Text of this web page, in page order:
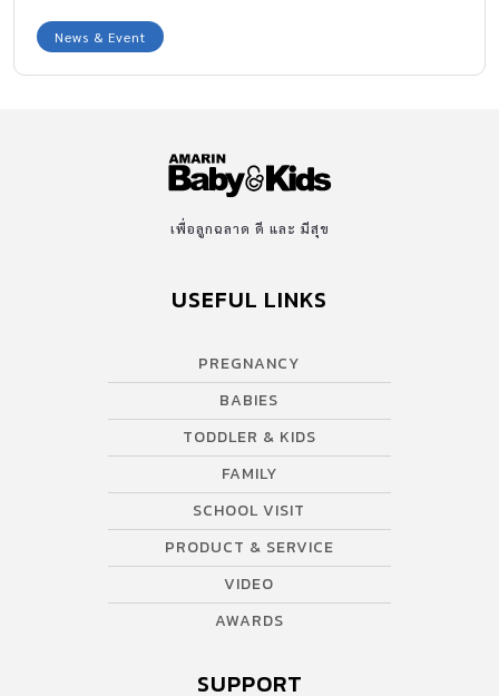
บ้าง วันนี้กระปุกดอทคอมจะพาไปยลโฉมลูก ๆ ดารา 10 คนดัง ที่กำลัง
ฉายแววสวยน่ารักไม่แพ้คุณแม่มาให้ชมกันค่ะ ดูสิจะมีสาวน้อยคนไหน
ลูกสาวคุณแม่ ธัญญ่า ธัญญาเรศ สวยเป๊ะ ไม่ต้องบอกก็รู้ว่าพิมพ์
เดียวกัน ^^ น้องณิริน ลูกสาวคุณแม่ หนิง ปณิตา ยิ่งโตก็ยิ่งน่ารัก
อนาคตซุปตาร์แน่นอน น้องบีน่า ลูกสาวคุณแม่ นานา ไรบีนา สาวน้อย
News & Event
เพื่อลูกฉลาด ดี และ มีสุข
USEFUL LINKS
PREGNANCY
BABIES
TODDLER & KIDS
FAMILY
SCHOOL VISIT
PRODUCT & SERVICE
VIDEO
AWARDS
SUPPORT